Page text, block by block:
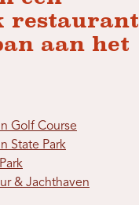
restaurant
aan het
Golf Course
State Park
& Jachthaven